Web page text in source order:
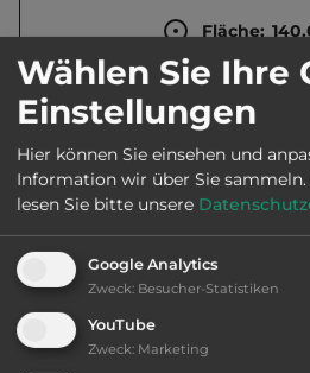
Fläche:
Öffnungszeiten:
Telefon: 0039
Ausstattung:
Klassifizierung: gut
Wählen Sie Ihre
Einstellungen
Hier können Sie einsehen und
Information wir über Sie sammeln.
lesen Sie bitte unsere
Google Analytics
Zweck: Besucher-Statistiken
YouTube
Zweck: Marketing